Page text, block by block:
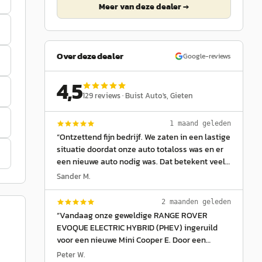
Meer van deze dealer →
Over deze dealer Google-reviews
4,5129reviews ·Buist Auto's, Gieten
1 maand geleden
“Ontzettend fijn bedrijf. We zaten in een lastige
situatie doordat onze auto totaloss was en er
een nieuwe auto nodig was. Dat betekent veel
gewacht op verzekering e.d. Ivar was zeer
beoogde BMW 330 E. Verder heeft hij ons
fantastisch geholpen met de afhandeling van
het hele traject, en de BMW zeer netjes
opgeleverd. We rijden weer vorstelijk in de
rondte. Betrouwbaar, klantvriendelijk en
Sander M.
2 maanden geleden
“Vandaag onze geweldige RANGE ROVER
EVOQUE ELECTRIC HYBRID (PHEV) ingeruild
voor een nieuwe Mini Cooper E. Door een
oogziekte mag ik niet meer autorijden en mijn
Peter W.